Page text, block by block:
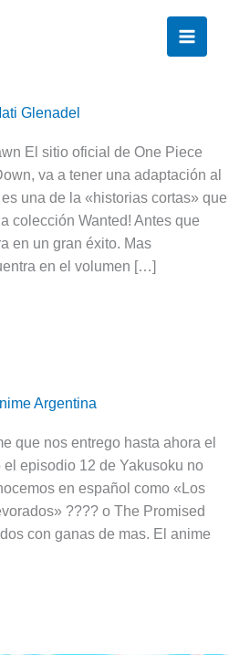
Glenadel
El sitio oficial de One Piece
va a tener una adaptación al
una de la «historias cortas» que
colección Wanted! Antes que
en un gran éxito. Mas
en el volumen […]
Argentina
que nos entrego hasta ahora el
episodio 12 de Yakusoku no
en español como «Los
???? o The Promised
con ganas de mas. El anime